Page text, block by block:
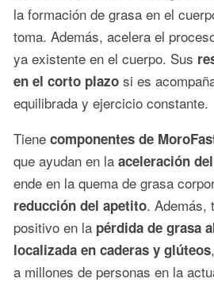
la formación de grasa en el
toma. Además, acelera el
ya existente en el cuerpo. Sus
en el corto plazo si es
equilibrada y ejercicio constante.
Tiene componentes de
que ayudan en la aceleración
ende en la quema de grasa
reducción del apetito. Además,
positivo en la pérdida de grasa
localizada en caderas y glúteos
a millones de personas en la